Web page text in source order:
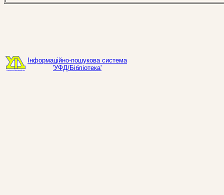
Інформаційно-пошукова система
'УФД/Бібліотека'